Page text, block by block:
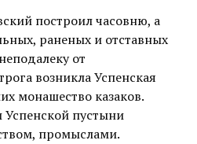
построил часовню, а
раненых и отставных
от
возникла Успенская
монашество казаков.
пустыни
промыслами.